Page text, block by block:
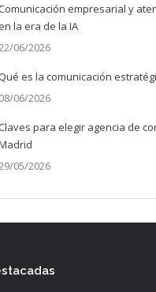
empresarial y
en la era de la IA
06/2026
Qué es la comunicación
08/06/2026
para elegir agencia de
05/2026